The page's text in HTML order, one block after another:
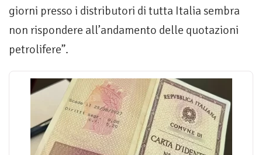
giorni presso i distributori di tutta Italia sembra
non rispondere all’andamento delle quotazioni
petrolifere”.